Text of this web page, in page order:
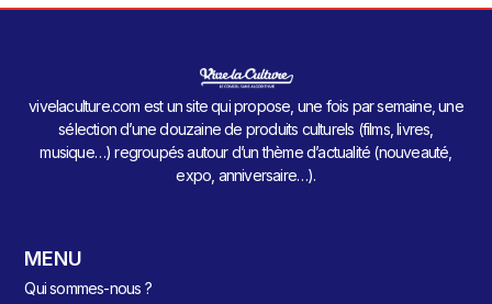
vivelaculture.com est un site qui propose, une fois par semaine, une
sélection d’une douzaine de produits culturels (films, livres,
musique…) regroupés autour d’un thème d’actualité (nouveauté,
expo, anniversaire…).
MENU
Qui sommes-nous ?